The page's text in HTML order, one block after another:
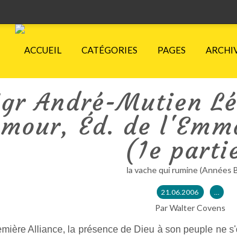
ACCUEIL CATÉGORIES PAGES
André-Mutien
Éd. de
(1e
la vache qui rumine (Années
21.06.2006 …
Par Walter Covens
Alliance, la présence de Dieu à son peuple ne